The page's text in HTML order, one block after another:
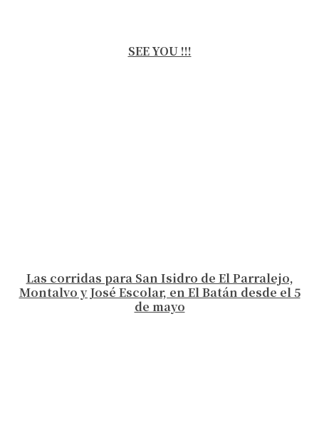
SEE YOU !!!
Las corridas para San Isidro de El Parralejo,
Montalvo y José Escolar, en El Batán desde el 5
de mayo